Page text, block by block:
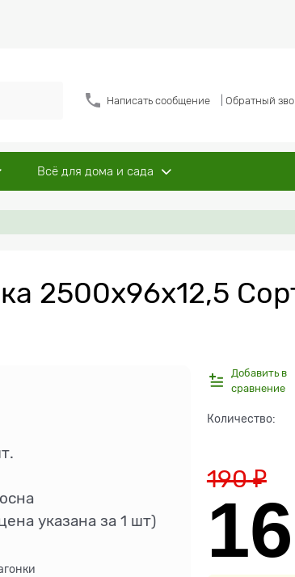
Написать сообщение Обратный
Всё для дома и сада
2500х96х12,5
указана за 1 шт)
Добавить в
сравнение
Количество:
190 ₽